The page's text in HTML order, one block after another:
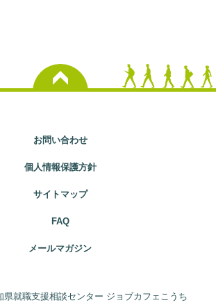
お問い合わせ
個人情報保護方針
サイトマップ
FAQ
メールマガジン
県就職支援相談センター ジョブカフェこうち